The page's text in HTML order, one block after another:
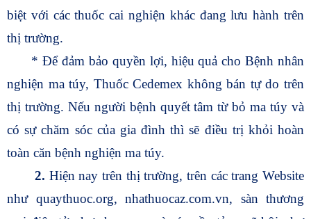
biệt với các thuốc cai nghiện khác đang lưu hành trên
thị trường.
* Để đảm bảo quyền lợi, hiệu quả cho Bệnh nhân
nghiện ma túy, Thuốc Cedemex không bán tự do trên
thị trường. Nếu người bệnh quyết tâm từ bỏ ma túy và
có sự chăm sóc của gia đình thì sẽ điều trị khỏi hoàn
toàn căn bệnh nghiện ma túy.
2. Hiện nay trên thị trường, trên các trang Website
như quaythuoc.org, nhathuocaz.com.vn, sàn thương